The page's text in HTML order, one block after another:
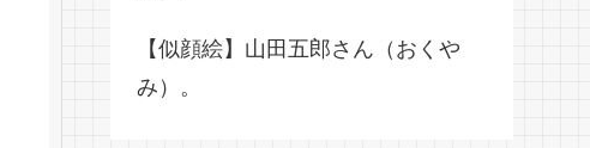
【似顔絵】山田五郎さん（おくや
み）。